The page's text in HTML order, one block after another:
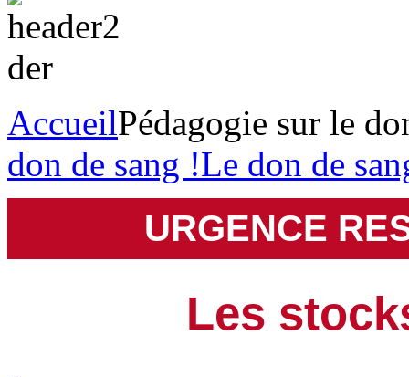
AccueilPédagogie sur le
don de sang !Le don de
URGENCE
Les